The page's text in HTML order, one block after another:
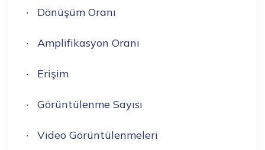
· Dönüşüm Oranı
· Amplifikasyon Oranı
· Erişim
· Görüntülenme Sayısı
· Video Görüntülenmeleri